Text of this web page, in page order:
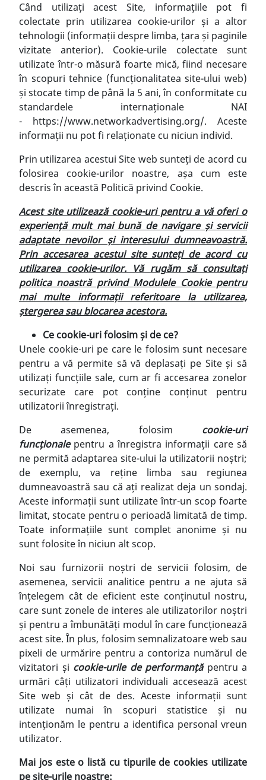
Când utilizați acest Site, informațiile pot fi
colectate prin utilizarea cookie-urilor și a altor
tehnologii (informații despre limba, țara și paginile
vizitate anterior). Cookie-urile colectate sunt
utilizate într-o măsură foarte mică, fiind necesare
în scopuri tehnice (funcționalitatea site-ului web)
și stocate timp de până la 5 ani, în conformitate cu
standardele internaționale NAI
- https://www.networkadvertising.org/. Aceste
informații nu pot fi relaționate cu niciun individ.
Prin utilizarea acestui Site web sunteți de acord cu
folosirea cookie-urilor noastre, așa cum este
descris în această Politică privind Cookie.
Acest site utilizează cookie-uri pentru a vă oferi o
experiență mult mai bună de navigare și servicii
adaptate nevoilor și interesului dumneavoastră.
Prin accesarea acestui site sunteți de acord cu
utilizarea cookie-urilor. Vă rugăm să consultați
politica noastră privind Modulele Cookiepentru
mai multe informații referitoare la utilizarea,
ștergerea sau blocarea acestora.
Ce cookie-uri folosim și de ce?
Unele cookie-uri pe care le folosim sunt necesare
pentru a vă permite să vă deplasați pe Site și să
utilizați funcțiile sale, cum ar fi accesarea zonelor
securizate care pot conține conținut pentru
utilizatorii înregistrați.
De asemenea, folosim cookie-uri
funcționalepentru a înregistra informații care să
ne permită adaptarea site-ului la utilizatorii noștri;
de exemplu, va reține limba sau regiunea
dumneavoastră sau că ați realizat deja un sondaj.
Aceste informații sunt utilizate într-un scop foarte
limitat, stocate pentru o perioadă limitată de timp.
Toate informațiile sunt complet anonime și nu
sunt folosite în niciun alt scop.
Noi sau furnizorii noștri de servicii folosim, de
asemenea, servicii analitice pentru a ne ajuta să
înțelegem cât de eficient este conținutul nostru,
care sunt zonele de interes ale utilizatorilor noștri
și pentru a îmbunătăți modul în care funcționează
acest site. În plus, folosim semnalizatoare web sau
pixeli de urmărire pentru a contoriza numărul de
vizitatori și cookie-urile de performanțăpentru a
urmări câți utilizatori individuali accesează acest
Site web și cât de des. Aceste informații sunt
utilizate numai în scopuri statistice și nu
intenționăm le pentru a identifica personal vreun
utilizator.
Mai jos este o listă cu tipurile de cookies utilizate
pe site-urile noastre: